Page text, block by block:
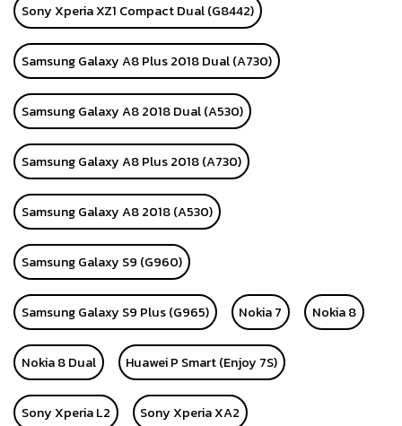
Sony Xperia XZ1 Compact Dual (G8442)
Samsung Galaxy A8 Plus 2018 Dual (A730)
Samsung Galaxy A8 2018 Dual (A530)
Samsung Galaxy A8 Plus 2018 (A730)
Samsung Galaxy A8 2018 (A530)
Samsung Galaxy S9 (G960)
Samsung Galaxy S9 Plus (G965) Nokia 7 Nokia 8
Nokia 8 Dual Huawei P Smart (Enjoy 7S)
Sony Xperia L2 Sony Xperia XA2